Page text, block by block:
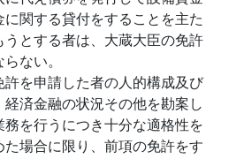
関する貸付をすることを主た
うとする者は、大蔵大臣の免許
ない。
許を申請した者の人的構成及び
済金融の状況その他を勘案し
を行うにつき十分な適格性を
場合に限り、前項の免許をす